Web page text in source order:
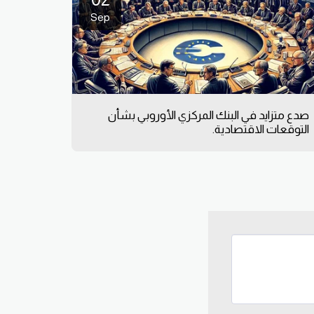
Sep
صدع متزايد في البنك المركزي الأوروبي بشأن
التوقعات الاقتصادية.